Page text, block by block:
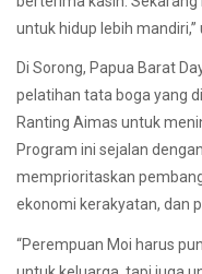
untuk hidup lebih mandiri,”
Di Sorong, Papua Barat
pelatihan tata boga yang
Ranting Aimas untuk
Program ini sejalan
memprioritaskan
ekonomi kerakyatan, dan
“Perempuan Moi harus